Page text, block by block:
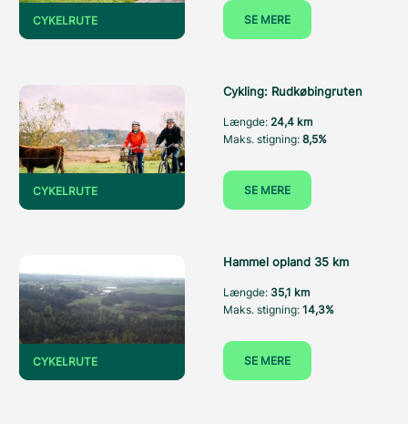
CYKELRUTE SE MERE
CYKELRUTE
Cykling: Rudkøbingruten
Længde: 24,4 km
Maks. stigning: 8,5%
SE MERE
CYKELRUTE
Hammel opland 35 km
Længde: 35,1 km
Maks. stigning: 14,3%
SE MERE